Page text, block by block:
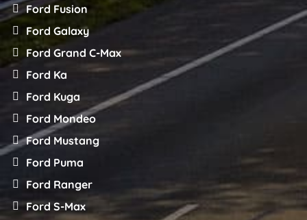
Ford Fusion
Ford Galaxy
Ford Grand C-Max
Ford Ka
Ford Kuga
Ford Mondeo
Ford Mustang
Ford Puma
Ford Ranger
Ford S-Max